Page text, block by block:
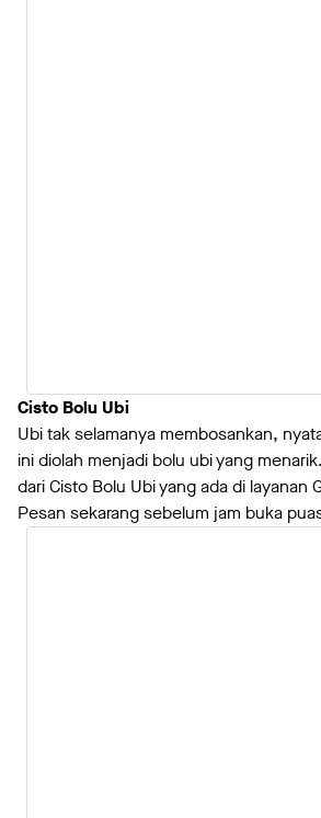
Cisto Bolu Ubi
Ubi tak selamanya membosankan,
ini diolah menjadi bolu ubi yang
dari Cisto Bolu Ubi yang ada di layanan
Pesan sekarang sebelum jam buka